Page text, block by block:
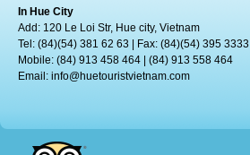
In Hue City
Add: 120 Le Loi Str, Hue city, Vietnam
Tel: (84)(54) 381 62 63 | Fax: (84)(54) 395 3333
Mobile: (84) 913 458 464 | (84) 913 558 464
Email: info@huetouristvietnam.com